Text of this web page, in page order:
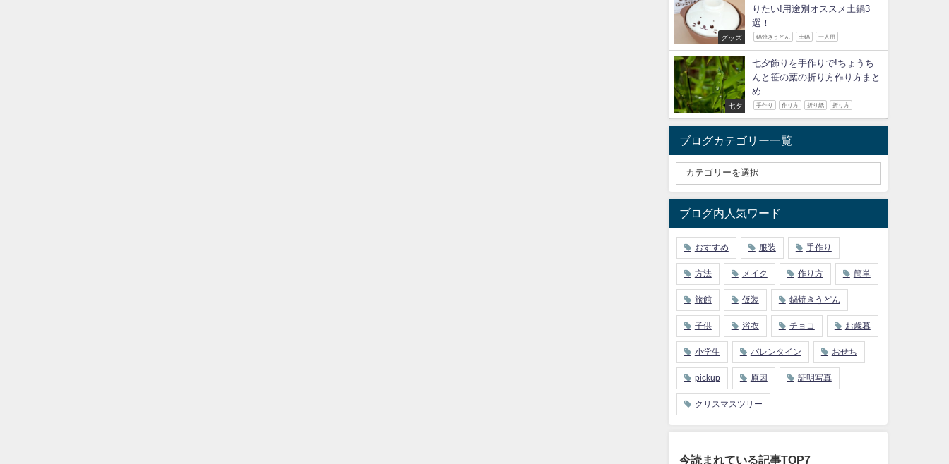
グッズ
りたい!用途別オススメ土鍋3
選！
鍋焼きうどん 土鍋 一人用
七夕
七夕飾りを手作りで!ちょうち
んと笹の葉の折り方作り方まと
め
手作り 作り方 折り紙 折り方
ブログカテゴリー一覧
ブログ内人気ワード
おすすめ 服装 手作り
方法 メイク 作り方 簡単
旅館 仮装 鍋焼きうどん
子供 浴衣 チョコ お歳暮
小学生 バレンタイン おせち
pickup 原因 証明写真
クリスマスツリー
今読まれている記事TOP7